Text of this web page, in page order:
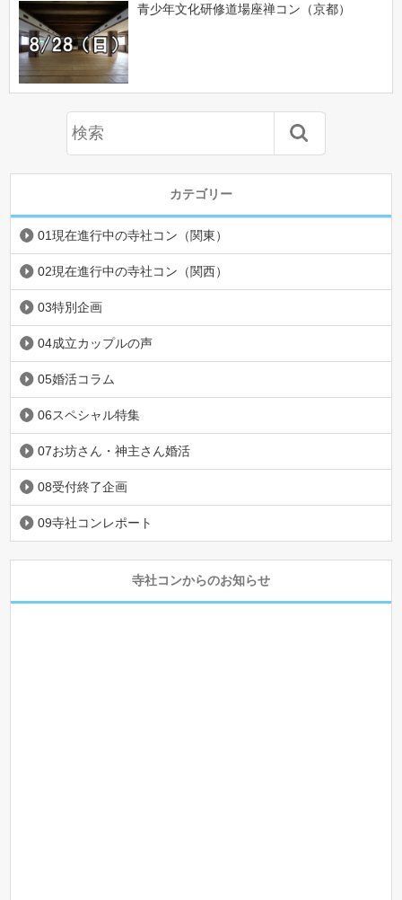
青少年文化研修道場座禅コン（京都）
カテゴリー
01現在進行中の寺社コン（関東）
02現在進行中の寺社コン（関西）
03特別企画
04成立カップルの声
05婚活コラム
06スペシャル特集
07お坊さん・神主さん婚活
08受付終了企画
09寺社コンレポート
寺社コンからのお知らせ